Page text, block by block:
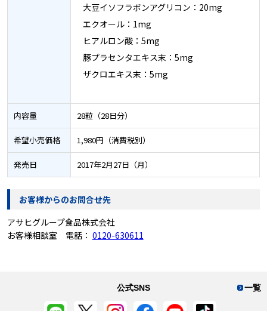
大豆イソフラボンアグリコン：20mg
エクオール：1mg
ヒアルロン酸：5mg
豚プラセンタエキス末：5mg
ザクロエキス末：5mg
内容量 28粒（28日分）
希望小売価格 1,980円（消費税別）
発売日 2017年2月27日（月）
お客様からのお問合せ先
アサヒグループ食品株式会社
お客様相談室 電話： 0120-630611
一覧
公式SNS